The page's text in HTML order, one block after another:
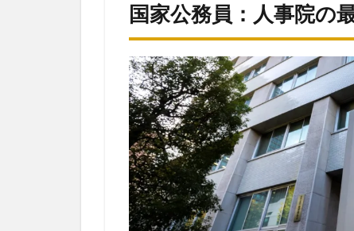
8.4
4. ウ
ェブ
解析
士認
定講
座
8.5
5. パ
ソコ
ンス
クー
国家公務員：人事院の